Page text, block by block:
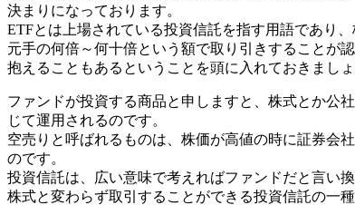
決まりになっております。
ETFとは上場されている投資信託を指す用語であり
元手の何倍～何十倍という額で取り引きすることが
抱えることもあるということを頭に入れておきましょ
ファンドが投資する商品と申しますと、株式とか公
じて運用されるのです。
空売りと呼ばれるものは、株価が高値の時に証券会
のです。
投資信託は、広い意味で考えればファンドだと言い
株式と変わらず取引することができる投資信託の一